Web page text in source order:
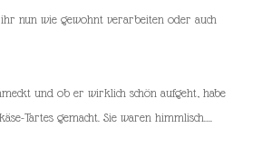
nun wie gewohnt verarbeiten oder auch
und ob er wirklich schön aufgeht, habe
Tartes gemacht. Sie waren himmlisch….